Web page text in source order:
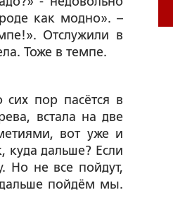
как модно». –
Отслужили в
Тоже в темпе.
пор пасётся в
встала на две
вот уже и
куда дальше? Если
Но не все пойдут,
дальше пойдём мы.